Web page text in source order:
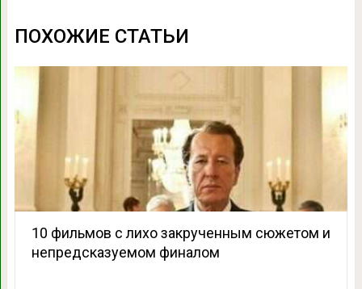
ПОХОЖИЕ СТАТЬИ
10 фильмов с лихо закрученным сюжетом и
непредсказуемом финалом